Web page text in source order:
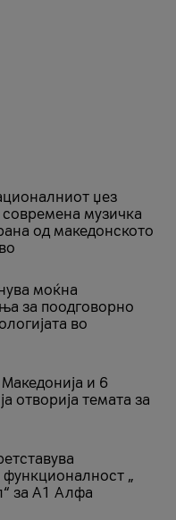
џез
музичка
од македонското
моќна
за поодговорно
во
и 6
отворија темата за
„
за А1 Алфа